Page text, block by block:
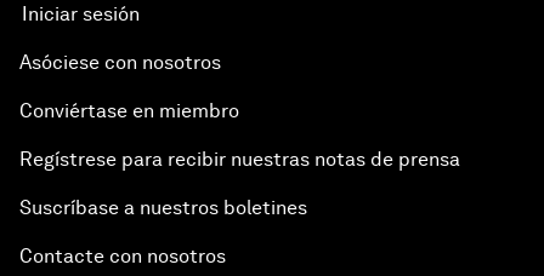
Iniciar sesión
Asóciese con nosotros
Conviértase en miembro
Regístrese para recibir nuestras notas de prensa
Suscríbase a nuestros boletines
Contacte con nosotros